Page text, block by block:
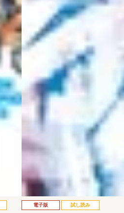
電子版 試し読み